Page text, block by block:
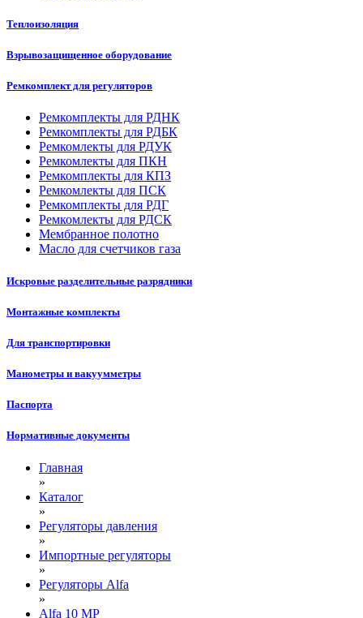
Теплоизоляция
Взрывозащищенное оборудование
Ремкомплект для регуляторов
Ремкомплекты для РДНК
Ремкомплекты для РДБК
Ремкомлекты для РДУК
Ремкомлекты для ПКН
Ремкомплекты для КПЗ
Ремкомлекты для ПСК
Ремкомплекты для РДГ
Ремкомлекты для РДСК
Мембранное полотно
Масло для счетчиков газа
Искровые разделительные разрядники
Монтажные комплекты
Для транспортировки
Манометры и вакуумметры
Паспорта
Нормативные документы
Главная
»
Каталог
»
Регуляторы давления
»
Импортные регуляторы
»
Регуляторы Alfa
»
Alfa 10 MP